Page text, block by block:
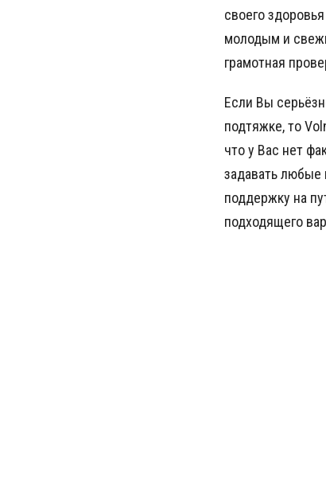
своего
молодым и
грамотная
Если Вы
подтяжке, то
что у Вас нет
задавать любые
поддержку на
подходящего